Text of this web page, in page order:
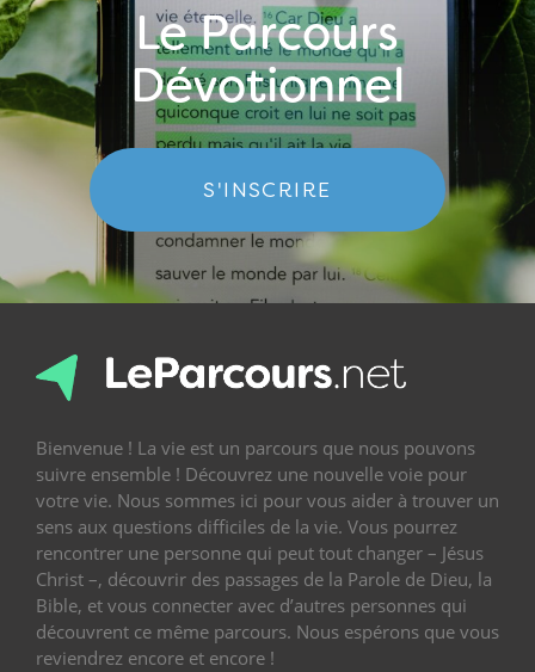
Le Parcours
Dévotionnel
S'INSCRIRE
Bienvenue ! La vie est un parcours que nous pouvons
suivre ensemble ! Découvrez une nouvelle voie pour
votre vie. Nous sommes ici pour vous aider à trouver un
sens aux questions difficiles de la vie. Vous pourrez
rencontrer une personne qui peut tout changer – Jésus
Christ –, découvrir des passages de la Parole de Dieu, la
Bible, et vous connecter avec d’autres personnes qui
découvrent ce même parcours. Nous espérons que vous
reviendrez encore et encore !